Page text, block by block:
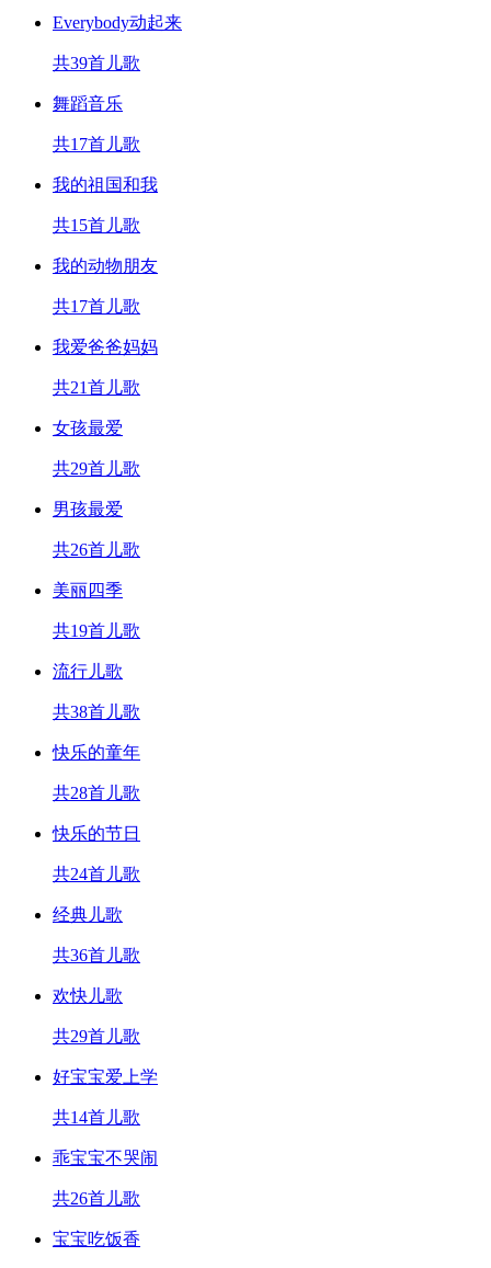
Everybody动起来
共39首儿歌
舞蹈音乐
共17首儿歌
我的祖国和我
共15首儿歌
我的动物朋友
共17首儿歌
我爱爸爸妈妈
共21首儿歌
女孩最爱
共29首儿歌
男孩最爱
共26首儿歌
美丽四季
共19首儿歌
流行儿歌
共38首儿歌
快乐的童年
共28首儿歌
快乐的节日
共24首儿歌
经典儿歌
共36首儿歌
欢快儿歌
共29首儿歌
好宝宝爱上学
共14首儿歌
乖宝宝不哭闹
共26首儿歌
宝宝吃饭香